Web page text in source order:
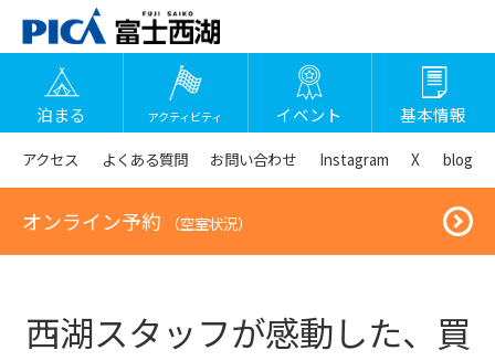
泊まる アクティビティ イベント 基本情報
アクセス よくある質問 お問い合わせ Instagram X blog
オンライン予約 （空室状況）
西湖スタッフが感動した、買